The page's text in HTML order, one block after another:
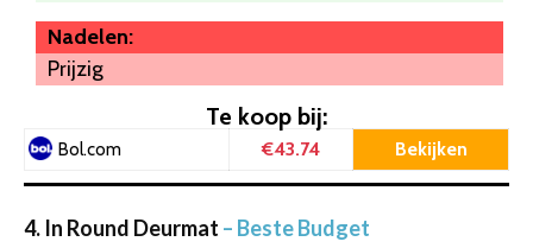
Nadelen:
Prijzig
Te koop bij:
Bol.com €43.74 Bekijken
4. In Round Deurmat – Beste Budget